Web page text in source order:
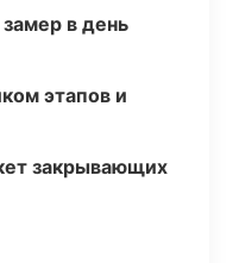
в день
этапов и
закрывающих